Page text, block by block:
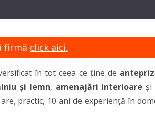
firmă click aici.
în tot ceea ce ține de
și lemn, amenajări interioare și
practic, 10 ani de experiență în